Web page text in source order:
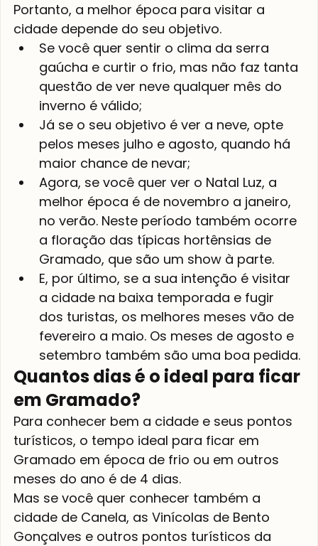
Portanto, a melhor época para visitar a
cidade depende do seu objetivo.
Se você quer sentir o clima da serra
gaúcha e curtir o frio, mas não faz tanta
questão de ver neve qualquer mês do
inverno é válido;
Já se o seu objetivo é ver a neve, opte
pelos meses julho e agosto, quando há
maior chance de nevar;
Agora, se você quer ver o Natal Luz, a
melhor época é de novembro a janeiro,
no verão. Neste período também ocorre
a floração das típicas hortênsias de
Gramado, que são um show à parte.
E, por último, se a sua intenção é visitar
a cidade na baixa temporada e fugir
dos turistas, os melhores meses vão de
fevereiro a maio. Os meses de agosto e
setembro também são uma boa pedida.
Quantos dias é o ideal para ficar
em Gramado?
Para conhecer bem a cidade e seus pontos
turísticos, o tempo ideal para ficar em
Gramado em época de frio ou em outros
meses do ano é de 4 dias.
Mas se você quer conhecer também a
cidade de Canela, as Vinícolas de Bento
Gonçalves e outros pontos turísticos da